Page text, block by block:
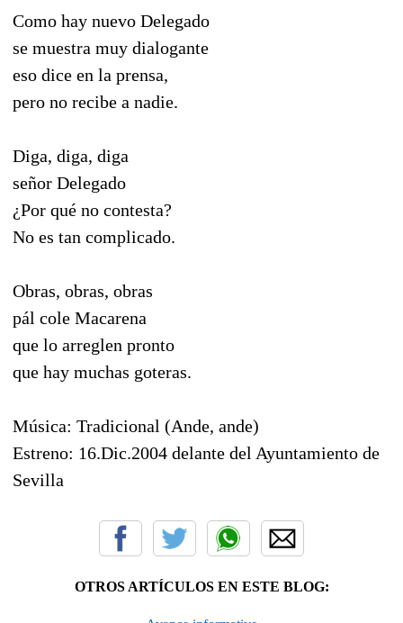
Como hay nuevo Delegado
se muestra muy dialogante
eso dice en la prensa,
pero no recibe a nadie.
Diga, diga, diga
señor Delegado
¿Por qué no contesta?
No es tan complicado.
Obras, obras, obras
pál cole Macarena
que lo arreglen pronto
que hay muchas goteras.
Música: Tradicional (Ande, ande)
Estreno: 16.Dic.2004 delante del Ayuntamiento de
Sevilla
OTROS ARTÍCULOS EN ESTE BLOG: